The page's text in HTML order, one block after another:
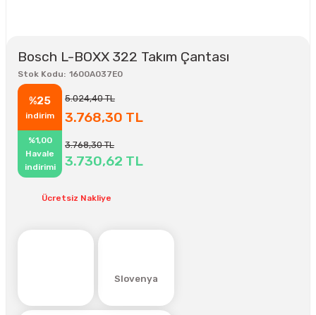
Bosch L-BOXX 322 Takım Çantası
Stok Kodu 1600A037E0
%25
indirim
5.024,40 TL
3.768,30 TL
%1,00
Havale
indirimi
3.768,30 TL
3.730,62 TL
Ücretsiz Nakliye
Slovenya